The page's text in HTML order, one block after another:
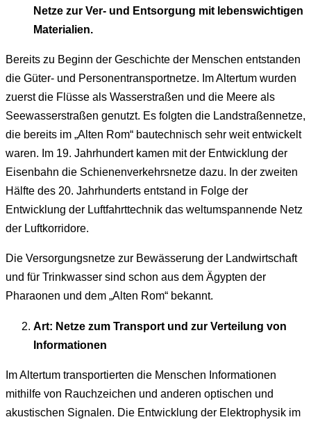
Netze zur Ver- und Entsorgung mit lebenswichtigen
Materialien.
Bereits zu Beginn der Geschichte der Menschen entstanden
die Güter- und Personentransportnetze. Im Altertum wurden
zuerst die Flüsse als Wasserstraßen und die Meere als
Seewasserstraßen genutzt. Es folgten die Landstraßennetze,
die bereits im „Alten Rom“ bautechnisch sehr weit entwickelt
waren. Im 19. Jahrhundert kamen mit der Entwicklung der
Eisenbahn die Schienenverkehrsnetze dazu. In der zweiten
Hälfte des 20. Jahrhunderts entstand in Folge der
Entwicklung der Luftfahrttechnik das weltumspannende Netz
der Luftkorridore.
Die Versorgungsnetze zur Bewässerung der Landwirtschaft
und für Trinkwasser sind schon aus dem Ägypten der
Pharaonen und dem „Alten Rom“ bekannt.
Art: Netze zum Transport und zur Verteilung von
Informationen
Im Altertum transportierten die Menschen Informationen
mithilfe von Rauchzeichen und anderen optischen und
akustischen Signalen. Die Entwicklung der Elektrophysik im